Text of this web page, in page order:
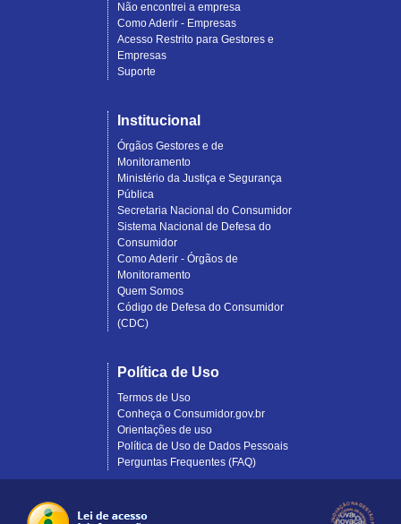
Não encontrei a empresa
Como Aderir - Empresas
Acesso Restrito para Gestores e
Empresas
Suporte
Institucional
Órgãos Gestores e de
Monitoramento
Ministério da Justiça e Segurança
Pública
Secretaria Nacional do Consumidor
Sistema Nacional de Defesa do
Consumidor
Como Aderir - Órgãos de
Monitoramento
Quem Somos
Código de Defesa do Consumidor
(CDC)
Política de Uso
Termos de Uso
Conheça o Consumidor.gov.br
Orientações de uso
Política de Uso de Dados Pessoais
Perguntas Frequentes (FAQ)